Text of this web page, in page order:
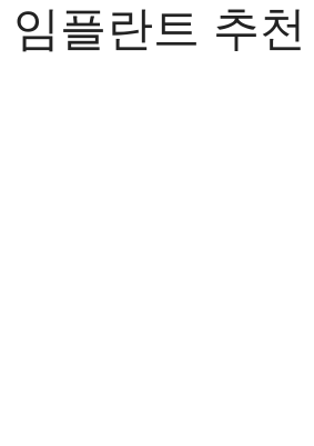
플란트 추